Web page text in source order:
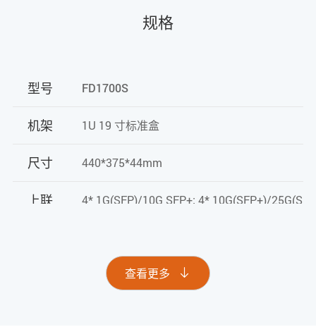
规格
型号 FD1700S
机架 1U 19 寸标准盒
尺寸 440*375*44mm
上联
4* 1G(SFP)/10G SFP+; 4* 10G(SFP+)/25G(SFP
量： 4*GPON/8*GPON/16*GPON/8*XG(S)PON
查看更多 